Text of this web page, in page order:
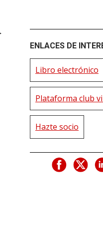
ENLACES DE
Libro electrónico
Plataforma club
Hazte socio